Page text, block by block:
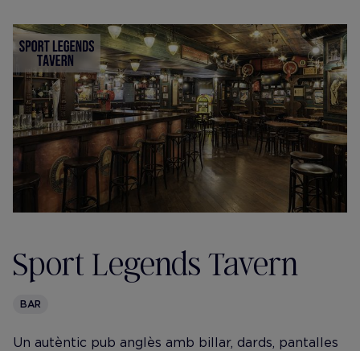
Sport Legends Tavern
BAR
Un autèntic pub anglès amb billar, dards, pantalles